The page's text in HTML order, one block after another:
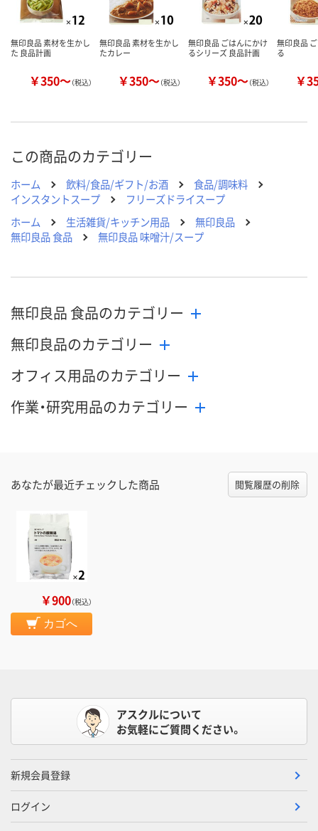
無印良品 素材を生かし
た 良品計画
￥350～（税込）
無印良品 素材を生かし
たカレー
￥350～（税込）
無印良品 ごはんにかけ
るシリーズ 良品計画
￥350～（税込）
無印良品
る
￥
この商品のカテゴリー
ホーム 飲料/食品/ギフト/お酒
食品/調味料
インスタントスープ
フリーズドライスープ
ホーム
生活雑貨/キッチン用品
無印良品
無印良品 食品
無印良品 味噌汁/スープ
無印良品 食品のカテゴリー
無印良品のカテゴリー
オフィス用品のカテゴリー
作業・研究用品のカテゴリー
あなたが最近チェックした商品 閲覧履歴の削除
￥900（税込）
カゴへ
アスクルについて
お気軽にご質問ください。
新規会員登録
ログイン